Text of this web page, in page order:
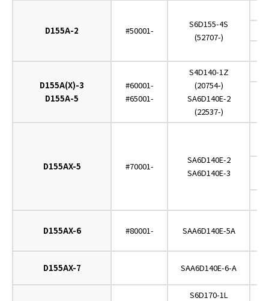
D155A-2 #50001-
S6D155-4S
(52707-)
D155A(X)-3
D155A-5
#60001-
#65001-
S4D140-1Z
(20754-)
SA6D140E-2
(22537-)
D155AX-5 #70001-
SA6D140E-2
SA6D140E-3
D155AX-6 #80001- SAA6D140E-5A
D155AX-7 SAA6D140E-6-A
S6D170-1L